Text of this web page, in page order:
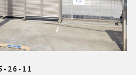
26-11